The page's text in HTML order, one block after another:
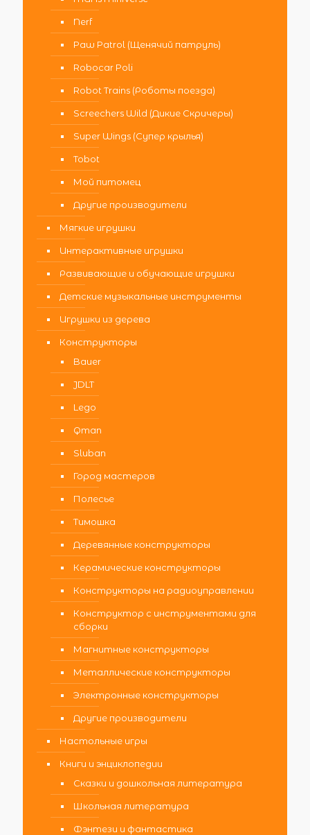
Nerf
Paw Patrol (Щенячий патруль)
Robocar Poli
Robot Trains (Роботы поезда)
Screechers Wild (Дикие Скричеры)
Super Wings (Супер крылья)
Tobot
Мой питомец
Другие производители
Мягкие игрушки
Интерактивные игрушки
Развивающие и обучающие игрушки
Детские музыкальные инструменты
Игрушки из дерева
Конструкторы
Bauer
JDLT
Lego
Qman
Sluban
Город мастеров
Полесье
Тимошка
Деревянные конструкторы
Керамические конструкторы
Конструкторы на радиоуправлении
Конструктор с инструментами для
сборки
Магнитные конструкторы
Металлические конструкторы
Электронные конструкторы
Другие производители
Настольные игры
Книги и энциклопедии
Сказки и дошкольная литература
Школьная литература
Фэнтези и фантастика